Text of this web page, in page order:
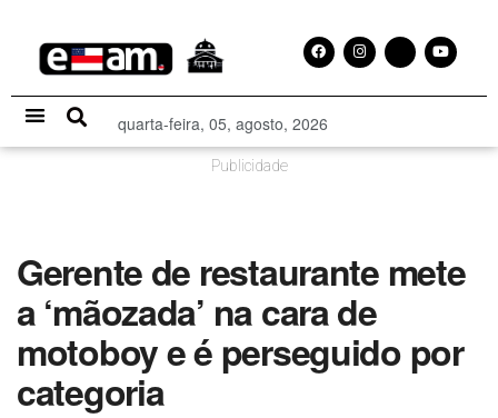
quarta-feira, 05, agosto, 2026
Publicidade
Gerente de restaurante mete
a ‘mãozada’ na cara de
motoboy e é perseguido por
categoria